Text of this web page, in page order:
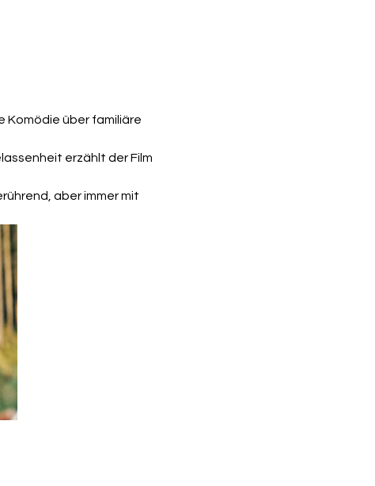
Komödie über familiäre
erzählt der Film
aber immer mit